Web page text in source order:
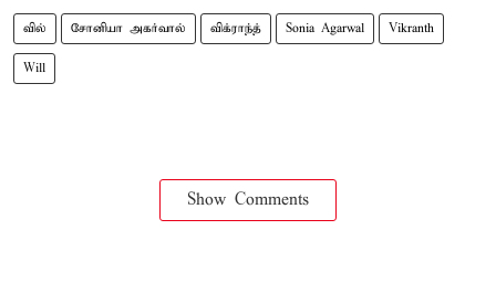
வில் சோனியா அகர்வால் விக்ராந்த் Sonia Agarwal Vikranth
Will
Show Comments